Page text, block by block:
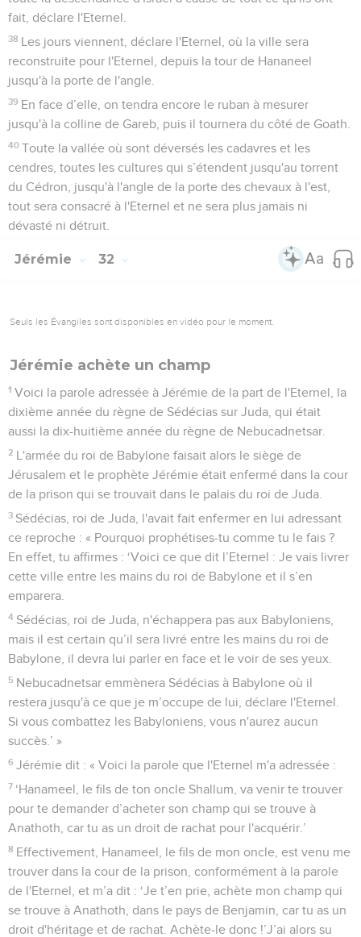
fait, déclare l'Eternel.
38 Les jours viennent, déclare l'Eternel, où la ville sera
reconstruite pour l'Eternel, depuis la tour de Hananeel
jusqu'à la porte de l'angle.
39 En face d’elle, on tendra encore le ruban à mesurer
jusqu'à la colline de Gareb, puis il tournera du côté de Goath.
40 Toute la vallée où sont déversés les cadavres et les
cendres, toutes les cultures qui s’étendent jusqu'au torrent
du Cédron, jusqu'à l'angle de la porte des chevaux à l'est,
tout sera consacré à l'Eternel et ne sera plus jamais ni
dévasté ni détruit.
Jérémie 32
Seuls les Évangiles sont disponibles en vidéo pour le moment.
Jérémie achète un champ
1 Voici la parole adressée à Jérémie de la part de l'Eternel, la
dixième année du règne de Sédécias sur Juda, qui était
aussi la dix-huitième année du règne de Nebucadnetsar.
2 L'armée du roi de Babylone faisait alors le siège de
Jérusalem et le prophète Jérémie était enfermé dans la cour
de la prison qui se trouvait dans le palais du roi de Juda.
3 Sédécias, roi de Juda, l'avait fait enfermer en lui adressant
ce reproche : « Pourquoi prophétises-tu comme tu le fais ?
En effet, tu affirmes : ‘Voici ce que dit l’Eternel : Je vais livrer
cette ville entre les mains du roi de Babylone et il s’en
emparera.
4 Sédécias, roi de Juda, n'échappera pas aux Babyloniens,
mais il est certain qu’il sera livré entre les mains du roi de
Babylone, il devra lui parler en face et le voir de ses yeux.
5 Nebucadnetsar emmènera Sédécias à Babylone où il
restera jusqu'à ce que je m’occupe de lui, déclare l'Eternel.
Si vous combattez les Babyloniens, vous n'aurez aucun
succès.’ »
6 Jérémie dit : « Voici la parole que l'Eternel m'a adressée :
7 ‘Hanameel, le fils de ton oncle Shallum, va venir te trouver
pour te demander d’acheter son champ qui se trouve à
Anathoth, car tu as un droit de rachat pour l'acquérir.’
8 Effectivement, Hanameel, le fils de mon oncle, est venu me
trouver dans la cour de la prison, conformément à la parole
de l'Eternel, et m’a dit : ‘Je t’en prie, achète mon champ qui
se trouve à Anathoth, dans le pays de Benjamin, car tu as un
droit d'héritage et de rachat. Achète-le donc !’J’ai alors su